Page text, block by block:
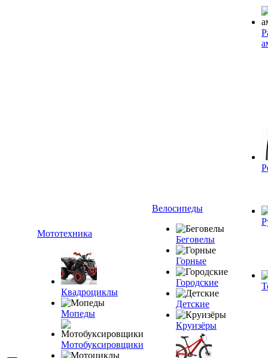
Мототехника
Квадроциклы
Мопеды
Мотобуксировщики
Велосипеды
Беговелы
Горные
Городские
Детские
Круизёры